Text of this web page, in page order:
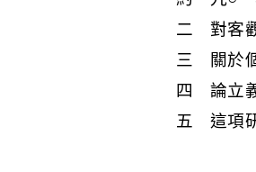
二 對客觀
三 關於
四 論立
五 這項